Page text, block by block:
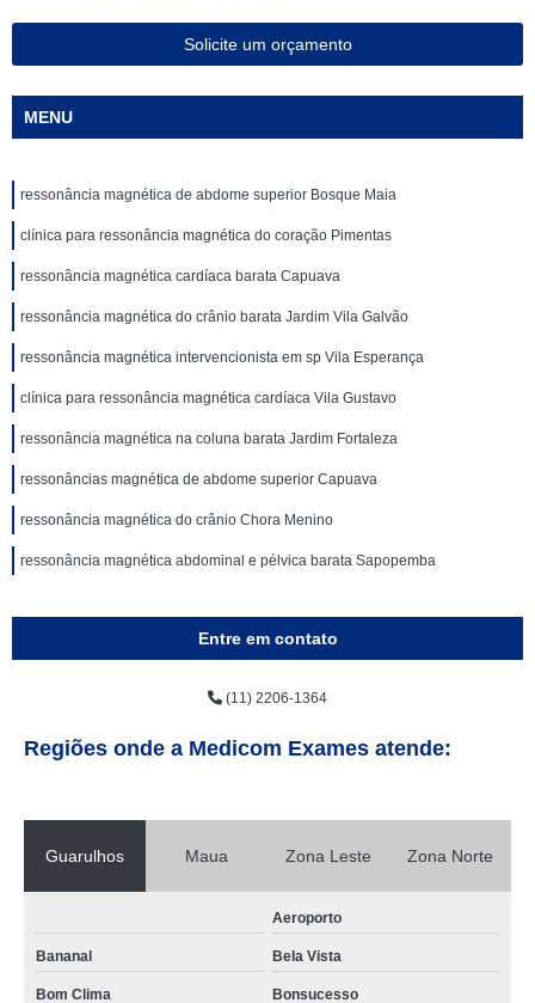
Solicite um orçamento
MENU
ressonância magnética de abdome superior Bosque Maia
clínica para ressonância magnética do coração Pimentas
ressonância magnética cardíaca barata Capuava
ressonância magnética do crânio barata Jardim Vila Galvão
ressonância magnética intervencionista em sp Vila Esperança
clínica para ressonância magnética cardíaca Vila Gustavo
ressonância magnética na coluna barata Jardim Fortaleza
ressonâncias magnética de abdome superior Capuava
ressonância magnética do crânio Chora Menino
ressonância magnética abdominal e pélvica barata Sapopemba
Entre em contato
(11) 2206-1364
Regiões onde a Medicom Exames atende:
Guarulhos Maua Zona Leste Zona Norte
Aeroporto
Bananal Bela Vista
Bom Clima Bonsucesso